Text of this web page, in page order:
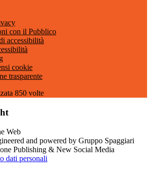
con il Pubblico
accessibilità
cookie
trasparente
850 volte
and powered by Gruppo Spaggiari
Publishing & New Social Media
dati personali